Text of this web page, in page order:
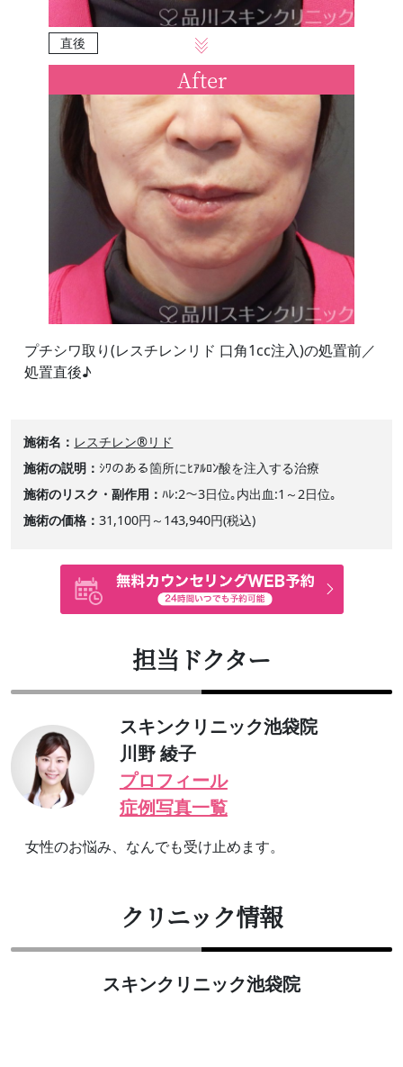
直後
After
プチシワ取り(レスチレンリド 口角1cc注入)の処置前／
処置直後♪
施術名
レスチレン®リド
施術の説明
ｼﾜのある箇所にﾋｱﾙﾛﾝ酸を注入する治療
施術のリスク・副作用
ﾊﾚ:2～3日位｡内出血:1～2日位｡
施術の価格
31,100円～143,940円(税込)
担当ドクター
スキンクリニック池袋院
川野 綾子
プロフィール
症例写真一覧
女性のお悩み、なんでも受け止めます。
クリニック情報
スキンクリニック池袋院